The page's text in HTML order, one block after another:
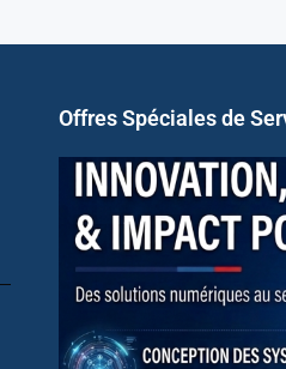
Offres Spéciales de